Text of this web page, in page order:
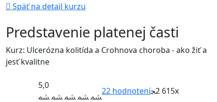
Späť na detail kurzu
Predstavenie platenej časti
Kurz: Ulcerózna kolitída a Crohnova choroba - ako žiť a
jesť kvalitne
5,0
22 hodnotení 2 615x